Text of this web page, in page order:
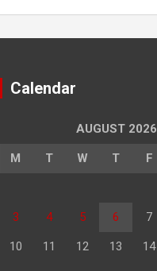
Calendar
AUGUST 2026
M T W T F
3 4 5 6 7
10 11 12 13 14